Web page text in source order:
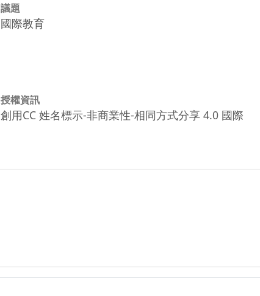
議題
國際教育
授權資訊
創用CC 姓名標示-非商業性-相同方式分享 4.0 國際